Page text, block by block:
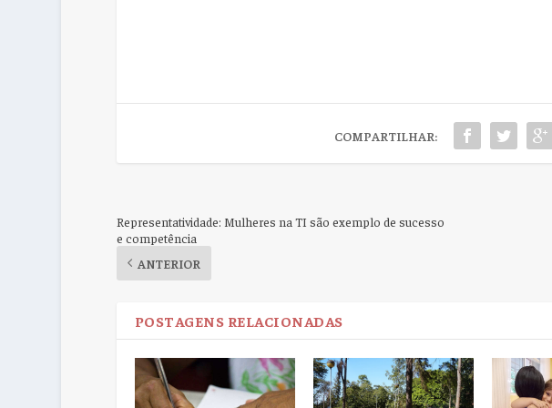
COMPARTILHAR:
Representatividade: Mulheres na TI são exemplo de sucesso
e competência
ANTERIOR
POSTAGENS RELACIONADAS